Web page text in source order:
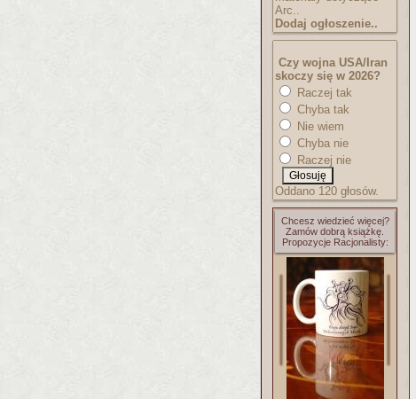
Arc..
Dodaj ogłoszenie..
Czy wojna USA/Iran
skoczy się w 2026?
Raczej tak
Chyba tak
Nie wiem
Chyba nie
Raczej nie
Oddano 120 głosów.
Chcesz wiedzieć więcej?
Zamów dobrą książkę.
Propozycje Racjonalisty: